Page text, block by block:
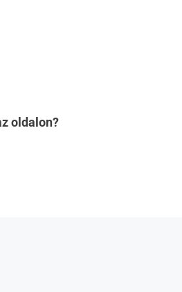
oldalon?